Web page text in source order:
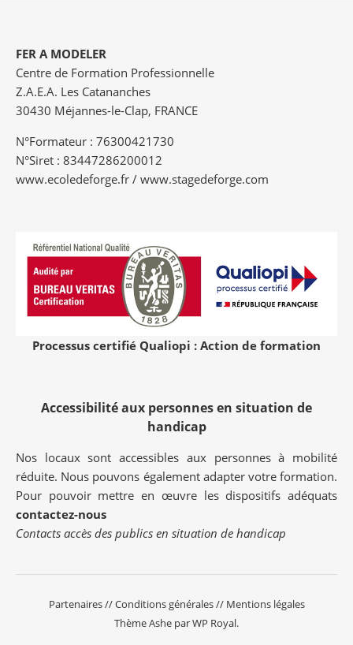
FER A MODELER
Centre de Formation Professionnelle
Z.A.E.A. Les Catananches
30430 Méjannes-le-Clap, FRANCE
N°Formateur : 76300421730
N°Siret : 83447286200012
www.ecoledeforge.fr / www.stagedeforge.com
Processus certifié Qualiopi : Action de formation
Accessibilité aux personnes en situation de
handicap
Nos locaux sont accessibles aux personnes à mobilité
réduite. Nous pouvons également adapter votre formation.
Pour pouvoir mettre en œuvre les dispositifs adéquats
contactez-nous
Contacts accès des publics en situation de handicap
Partenaires//Conditions générales// Mentions légales
Thème Ashe parWP Royal.